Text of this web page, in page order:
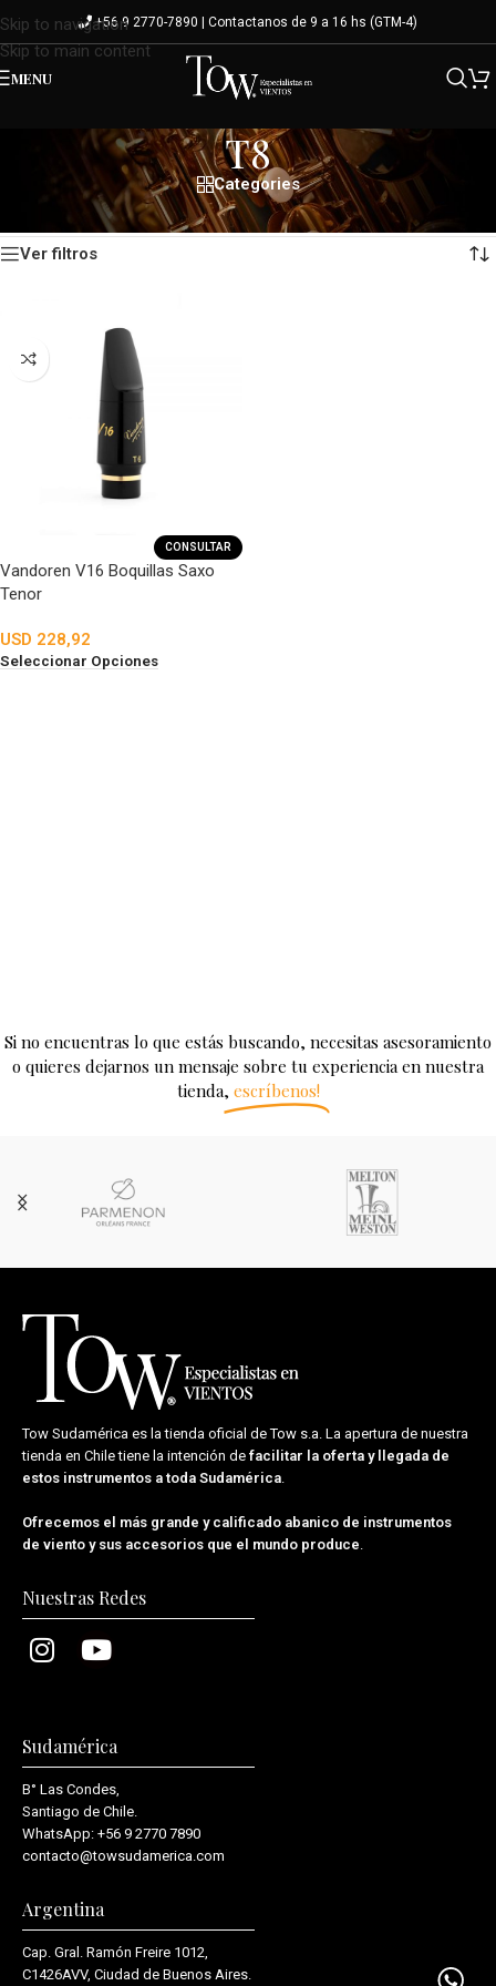
Skip to navigation
Skip to main content
+56 9 2770-7890 | Contactanos de 9 a 16 hs (GTM-4)
MENU
T8
Categories
Variante del producto/T8 Mostrando el único resultado
Ver filtros
CONSULTAR
Vandoren V16 Boquillas Saxo
Tenor
USD 228,92
Seleccionar Opciones
Si no encuentras lo que estás buscando, necesitas asesoramiento
o quieres dejarnos un mensaje sobre tu experiencia en nuestra
tienda, escríbenos!
Tow Sudamérica es la tienda oficial deTow s.a. La apertura de nuestra
tienda en Chile tiene la intención de facilitar la oferta y llegada de
estos instrumentos a toda Sudamérica.
Ofrecemos el más grande y calificado abanico de instrumentos
de viento y sus accesorios que el mundo produce.
Nuestras Redes
Sudamérica
B° Las Condes,
Santiago de Chile.
WhatsApp: +56 9 2770 7890
contacto@towsudamerica.com
Argentina
Cap. Gral. Ramón Freire 1012,
C1426AVV, Ciudad de Buenos Aires.